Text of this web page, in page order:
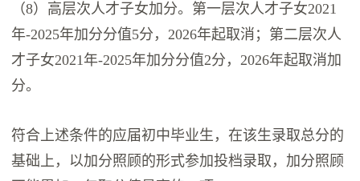
（8）高层次人才子女加分。第一层次人才子女2021
年-2025年加分分值5分，2026年起取消；第二层次人
才子女2021年-2025年加分分值2分，2026年起取消加
分。
符合上述条件的应届初中毕业生，在该生录取总分的
基础上，以加分照顾的形式参加投档录取，加分照顾